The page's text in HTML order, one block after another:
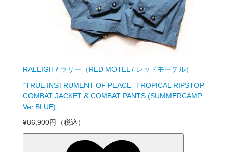
RALEIGH / ラリー（RED MOTEL / レッドモーテル）
“TRUE INSTRUMENT OF PEACE” TROPICAL RIPSTOP
COMBAT JACKET & COMBAT PANTS (SUMMERCAMP
Ver.BLUE)
¥86,900円
（税込）